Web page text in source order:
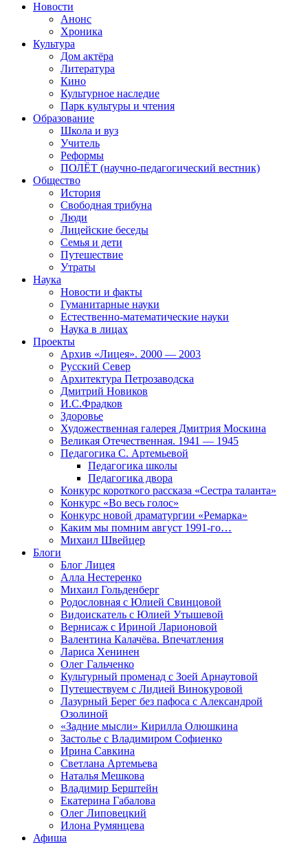
Новости
Анонс
Хроника
Культура
Дом актёра
Литература
Кино
Культурное наследие
Парк культуры и чтения
Образование
Школа и вуз
Учитель
Реформы
ПОЛЁТ (научно-педагогический вестник)
Общество
История
Свободная трибуна
Люди
Лицейские беседы
Семья и дети
Путешествие
Утраты
Наука
Новости и факты
Гуманитарные науки
Естественно-математические науки
Наука в лицах
Проекты
Архив «Лицея». 2000 — 2003
Русский Север
Архитектура Петрозаводска
Дмитрий Новиков
И.С.Фрадков
Здоровье
Художественная галерея Дмитрия Москина
Великая Отечественная. 1941 — 1945
Педагогика С. Артемьевой
Педагогика школы
Педагогика двора
Конкурс короткого рассказа «Сестра таланта»
Конкурс «Во весь голос»
Конкурс новой драматургии «Ремарка»
Каким мы помним август 1991-го…
Михаил Швейцер
Блоги
Блог Лицея
Алла Нестеренко
Михаил Гольденберг
Родословная с Юлией Свинцовой
Видоискатель с Юлией Утышевой
Вернисаж с Ириной Ларионовой
Валентина Калачёва. Впечатления
Лариса Хенинен
Олег Гальченко
Культурный променад с Зоей Арнаутовой
Путешествуем с Лидией Винокуровой
Лазурный Берег без пафоса с Александрой
Озолиной
«Задние мысли» Кирилла Олюшкина
Застолье с Владимиром Софиенко
Ирина Савкина
Светлана Артемьева
Наталья Мешкова
Владимир Берштейн
Екатерина Габалова
Олег Липовецкий
Илона Румянцева
Афиша